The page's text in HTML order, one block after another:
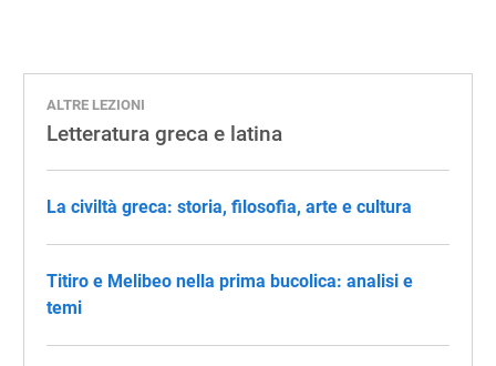
ALTRE LEZIONI
Letteratura greca e latina
La civiltà greca: storia, filosofia, arte e cultura
Titiro e Melibeo nella prima bucolica: analisi e
temi